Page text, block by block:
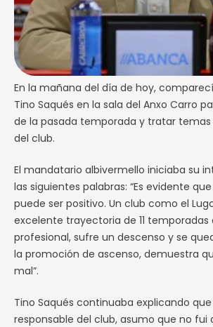
En la mañana del día de hoy,
Tino Saqués en la sala del Anxo Carro
de la pasada temporada y tratar
del club.
El mandatario albivermello iniciaba su
las siguientes palabras: “Es evidente
puede ser positivo. Un club como el
excelente trayectoria de 11
profesional, sufre un descenso y se
la promoción de ascenso, demuestra
mal”.
Tino Saqués continuaba explicando
responsable del club, asumo que no fui